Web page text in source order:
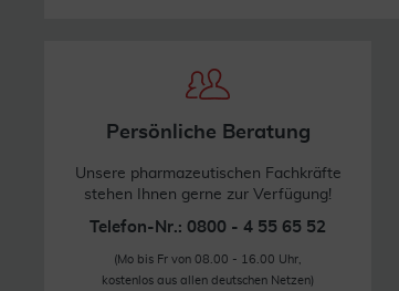
Persönliche Beratung
Unsere pharmazeutischen Fachkräfte
stehen Ihnen gerne zur Verfügung!
Telefon-Nr.: 0800 - 4 55 65 52
(Mo bis Fr von 08.00 - 16.00 Uhr,
kostenlos aus allen deutschen Netzen)